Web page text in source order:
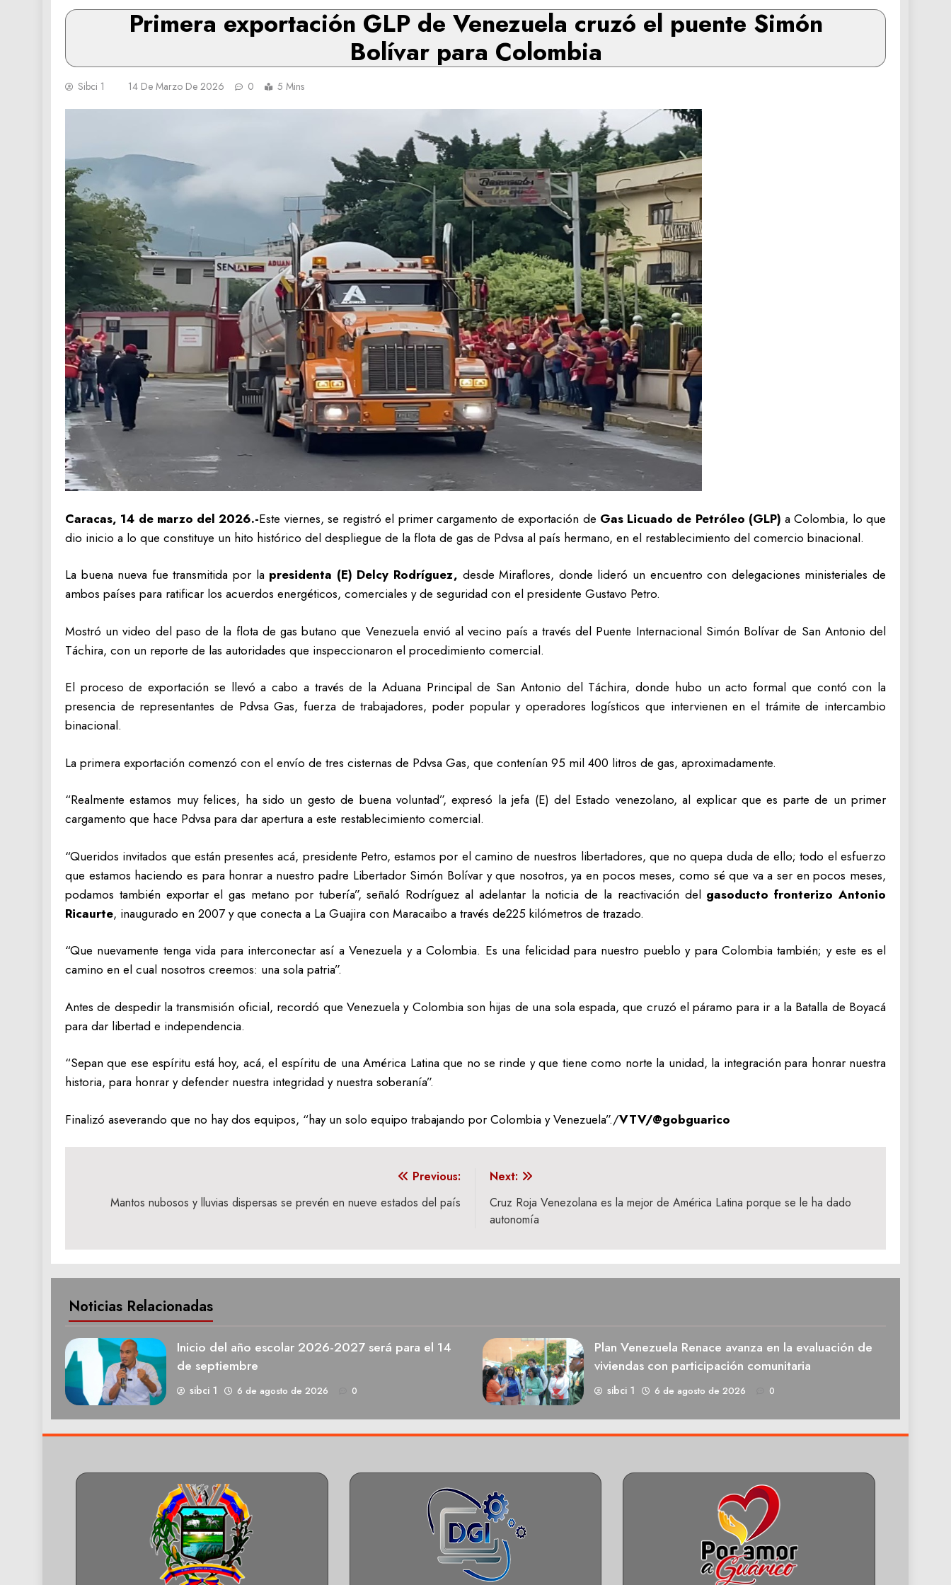
Primera exportación GLP de Venezuela cruzó el puente Simón
Bolívar para Colombia
Sibci 1 14 De Marzo De 2026 0 5 Mins
Caracas, 14 de marzo del 2026.-Este viernes, se registró el primer cargamento de exportación de Gas Licuado de Petróleo (GLP) a Colombia, lo que
dio inicio a lo que constituye un hito histórico del despliegue de la flota de gas de Pdvsa al país hermano, en el restablecimiento del comercio binacional.
La buena nueva fue transmitida por la presidenta (E) Delcy Rodríguez, desde Miraflores, donde lideró un encuentro con delegaciones ministeriales de
ambos países para ratificar los acuerdos energéticos, comerciales y de seguridad con el presidente Gustavo Petro.
Mostró un video del paso de la flota de gas butano que Venezuela envió al vecino país a través del Puente Internacional Simón Bolívar de San Antonio del
Táchira, con un reporte de las autoridades que inspeccionaron el procedimiento comercial.
El proceso de exportación se llevó a cabo a través de la Aduana Principal de San Antonio del Táchira, donde hubo un acto formal que contó con la
presencia de representantes de Pdvsa Gas, fuerza de trabajadores, poder popular y operadores logísticos que intervienen en el trámite de intercambio
binacional.
La primera exportación comenzó con el envío de tres cisternas de Pdvsa Gas, que contenían 95 mil 400 litros de gas, aproximadamente.
“Realmente estamos muy felices, ha sido un gesto de buena voluntad”, expresó la jefa (E) del Estado venezolano, al explicar que es parte de un primer
cargamento que hace Pdvsa para dar apertura a este restablecimiento comercial.
“Queridos invitados que están presentes acá, presidente Petro, estamos por el camino de nuestros libertadores, que no quepa duda de ello; todo el esfuerzo
que estamos haciendo es para honrar a nuestro padre Libertador Simón Bolívar y que nosotros, ya en pocos meses, como sé que va a ser en pocos meses,
podamos también exportar el gas metano por tubería”, señaló Rodríguez al adelantar la noticia de la reactivación del gasoducto fronterizo Antonio
Ricaurte, inaugurado en 2007 y que conecta a La Guajira con Maracaibo a través de225 kilómetros de trazado.
“Que nuevamente tenga vida para interconectar así a Venezuela y a Colombia. Es una felicidad para nuestro pueblo y para Colombia también; y este es el
camino en el cual nosotros creemos: una sola patria”.
Antes de despedir la transmisión oficial, recordó que Venezuela y Colombia son hijas de una sola espada, que cruzó el páramo para ir a la Batalla de Boyacá
para dar libertad e independencia.
“Sepan que ese espíritu está hoy, acá, el espíritu de una América Latina que no se rinde y que tiene como norte la unidad, la integración para honrar nuestra
historia, para honrar y defender nuestra integridad y nuestra soberanía”.
Finalizó aseverando que no hay dos equipos, “hay un solo equipo trabajando por Colombia y Venezuela”./VTV/@gobguarico
Previous:
Mantos nubosos y lluvias dispersas se prevén en nueve estados del país
Next:
Cruz Roja Venezolana es la mejor de América Latina porque se le ha dado
autonomía
Noticias Relacionadas
Inicio del año escolar 2026-2027 será para el 14
de septiembre
sibci 1 6 de agosto de 2026 0
Plan Venezuela Renace avanza en la evaluación de
viviendas con participación comunitaria
sibci 1 6 de agosto de 2026 0